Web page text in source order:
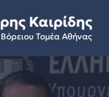
Καιρίδης
Τομέα Αθήνας